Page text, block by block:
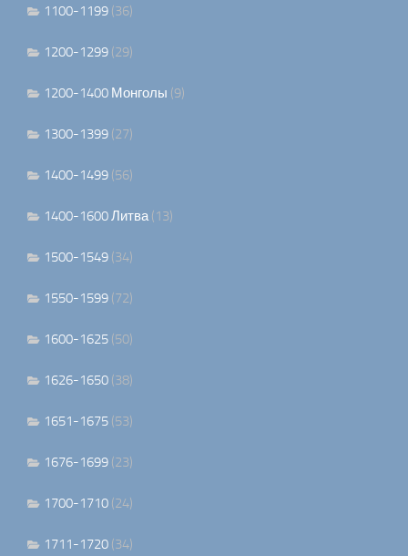
1100-1199 (36)
1200-1299 (29)
1200-1400 Монголы (9)
1300-1399 (27)
1400-1499 (56)
1400-1600 Литва(13)
1500-1549 (34)
1550-1599 (72)
1600-1625 (50)
1626-1650 (38)
1651-1675 (53)
1676-1699 (23)
1700-1710 (24)
1711-1720 (34)